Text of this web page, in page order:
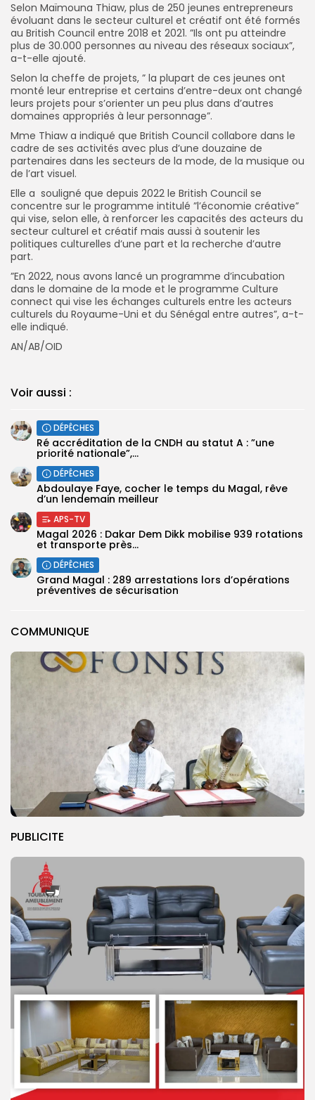
COMMUNIQUE
PUBLICITE
Selon Maïmouna Thiaw, plus de 250 jeunes entrepreneurs
évoluant dans le secteur culturel et créatif ont été formés
au British Council entre 2018 et 2021. ”Ils ont pu atteindre
plus de 30.000 personnes au niveau des réseaux sociaux”,
a-t-elle ajouté.
Selon la cheffe de projets, ” la plupart de ces jeunes ont
monté leur entreprise et certains d’entre-deux ont changé
leurs projets pour s’orienter un peu plus dans d’autres
domaines appropriés à leur personnage”.
Mme Thiaw a indiqué que British Council collabore dans le
cadre de ses activités avec plus d’une douzaine de
partenaires dans les secteurs de la mode, de la musique ou
de l’art visuel.
Elle a souligné que depuis 2022 le British Council se
concentre sur le programme intitulé ”l’économie créative”
qui vise, selon elle, à renforcer les capacités des acteurs du
secteur culturel et créatif mais aussi à soutenir les
politiques culturelles d’une part et la recherche d’autre
part.
”En 2022, nous avons lancé un programme d’incubation
dans le domaine de la mode et le programme Culture
connect qui vise les échanges culturels entre les acteurs
culturels du Royaume-Uni et du Sénégal entre autres”, a-t-
elle indiqué.
AN/AB/OID
Voir aussi :
DÉPÊCHES
Ré accréditation de la CNDH au statut A : ”une
priorité nationale”,...
DÉPÊCHES
Abdoulaye Faye, cocher le temps du Magal, rêve
d’un lendemain meilleur
APS-TV
Magal 2026 : Dakar Dem Dikk mobilise 939 rotations
et transporte près...
DÉPÊCHES
Grand Magal : 289 arrestations lors d’opérations
préventives de sécurisation